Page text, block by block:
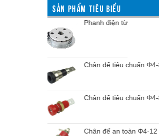
SẢN PHẨM TIÊU BIỂU
Chân đế an toàn Φ4-12